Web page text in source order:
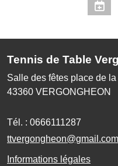
Tennis de Table
Salle des fêtes place de
43360 VERGONGHEON
Tél. : 0666111287
ttvergongheon@gmail.com
Informations légales